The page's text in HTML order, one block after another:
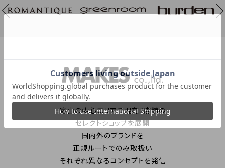
富山の中心エリアで現在7店舗の
セレクトショップを展開
国内外のブランドを
正規ルートでのみ取扱い
それぞれ異なるコンセプトを発信